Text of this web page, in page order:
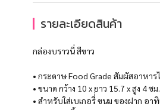
รายละเอียดสินค้า
กล่องบราวนี่ สีขาว
• กระดาษ Food Grade สัมผัสอาหา
• ขนาด กว้าง 10 x ยาว 15.7 x สูง 4 ซม.
• สำหรับใส่เบเกอรี่่ ขนม ของฝาก อ